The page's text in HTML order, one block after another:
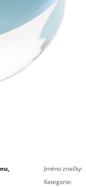
Jméno značky:
Kategorie: